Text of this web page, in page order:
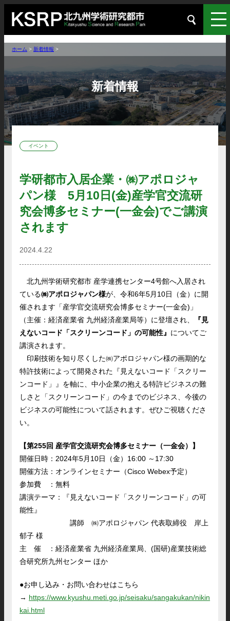
ホーム >新着情報 >
新着情報
イベント
学研都市入居企業・㈱アポロジャ
パン様 5月10日(金)産学官交流研
究会博多セミナー(一金会)でご講演
されます
2024.4.22
北九州学術研究都市 産学連携センター4号館へ入居され
ている㈱アポロジャパン様が、令和6年5月10日（金）に開
催されます「産学官交流研究会博多セミナー(一金会)」
（主催：経済産業省 九州経済産業局等）に登壇され、
『見
えないコード「スクリーンコード」の可能性』 についてご
講演されます。
印刷技術を知り尽くした㈱アポロジャパン様の画期的な
特許技術によって開発された『見えないコード「スクリー
ンコード」』を軸に、中小企業の抱える特許ビジネスの難
しさと「スクリーンコード」の今までのビジネス、今後の
ビジネスの可能性について話されます。ぜひご視聴くださ
い。
【第255回 産学官交流研究会博多セミナー（一金会）】
開催日時：2024年5月10日（金）16:00 ～17:30
開催方法：オンラインセミナー（Cisco Webex予定）
参加費 ：無料
講演テーマ：『見えないコード「スクリーンコード」の可
能性』
講師 ㈱アポロジャパン 代表取締役 岸上
郁子 様
主 催 ：経済産業省 九州経済産業局、(国研)産業技術総
合研究所九州センター ほか
●お申し込み・お問い合わせはこちら
→ https://www.kyushu.meti.go.jp/seisaku/sangakukan/nikin
kai.html